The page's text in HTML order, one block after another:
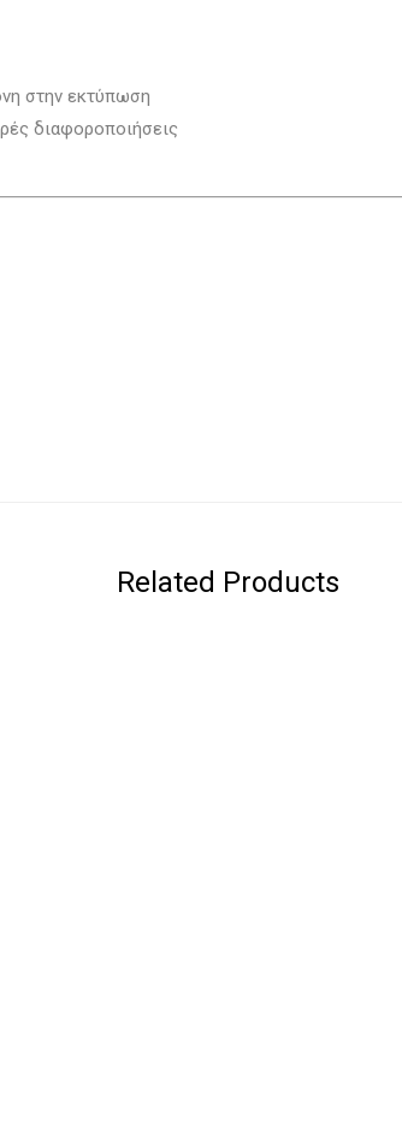
στην εκτύπωση
διαφοροποιήσεις
Related Products